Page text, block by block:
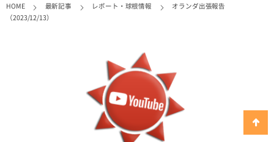
HOME 最新記事 レポート・球根情報
オランダ出張報告
（2023/12/13）